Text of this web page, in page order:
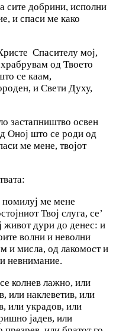
сите добрини, исполни
и спаси ме како
Спасителу мој,
од Твоето
се каам,
и Свети Духу,
застапништво освен
Оној што се роди од
ме мене, твојот
ме мене
Твој слуга, се’
живот дури до денес: и
волни и неволни
и мисла, од лакомост и
невнимание.
колнев лажно, или
или наклеветив, или
или украдов, или
јадев, или